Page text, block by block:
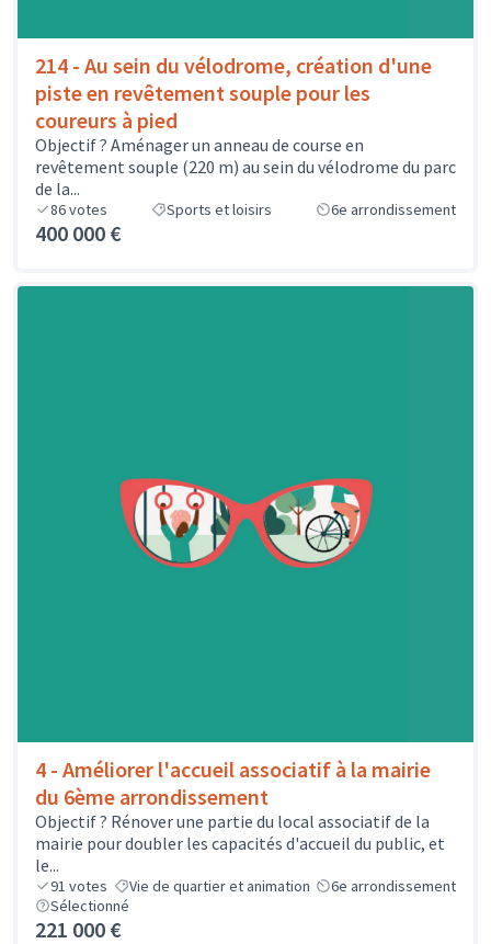
214 - Au sein du vélodrome, création d'une
piste en revêtement souple pour les
coureurs à pied
Objectif ? Aménager un anneau de course en
revêtement souple (220 m) au sein du vélodrome du parc
de la...
86votes Sports et loisirs 6e arrondissement
400 000 €
4 - Améliorer l'accueil associatif à la mairie
du 6ème arrondissement
Objectif ? Rénover une partie du local associatif de la
mairie pour doubler les capacités d'accueil du public, et
le...
91 votes Vie de quartier et animation
6e arrondissement
Sélectionné
221 000 €